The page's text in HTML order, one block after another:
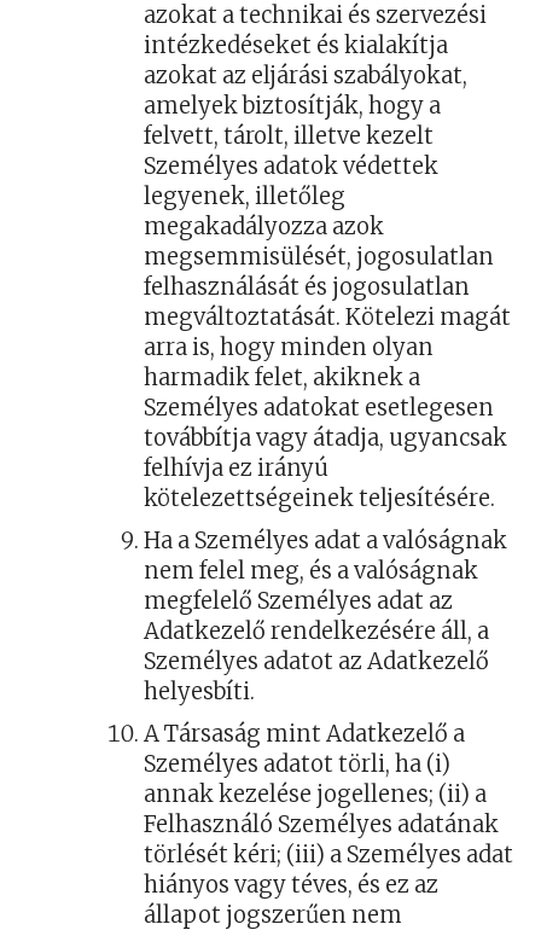
azokat a technikai és szervezési
intézkedéseket és kialakítja
azokat az eljárási szabályokat,
amelyek biztosítják, hogy a
felvett, tárolt, illetve kezelt
Személyes adatok védettek
legyenek, illetőleg
megakadályozza azok
megsemmisülését, jogosulatlan
felhasználását és jogosulatlan
megváltoztatását. Kötelezi magát
arra is, hogy minden olyan
harmadik felet, akiknek a
Személyes adatokat esetlegesen
továbbítja vagy átadja, ugyancsak
felhívja ez irányú
kötelezettségeinek teljesítésére.
Ha a Személyes adat a valóságnak
nem felel meg, és a valóságnak
megfelelő Személyes adat az
Adatkezelő rendelkezésére áll, a
Személyes adatot az Adatkezelő
helyesbíti.
A Társaság mint Adatkezelő a
Személyes adatot törli, ha (i)
annak kezelése jogellenes; (ii) a
Felhasználó Személyes adatának
törlését kéri; (iii) a Személyes adat
hiányos vagy téves, és ez az
állapot jogszerűen nem